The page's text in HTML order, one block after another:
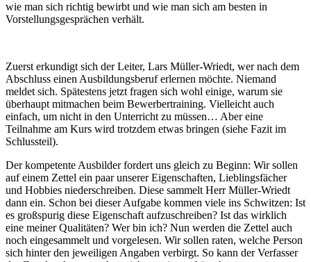
wie man sich richtig bewirbt und wie man sich am besten in
Vorstellungsgesprächen verhält.
Zuerst erkundigt sich der Leiter, Lars Müller-Wriedt, wer nach dem
Abschluss einen Ausbildungsberuf erlernen möchte. Niemand
meldet sich. Spätestens jetzt fragen sich wohl einige, warum sie
überhaupt mitmachen beim Bewerbertraining. Vielleicht auch
einfach, um nicht in den Unterricht zu müssen… Aber eine
Teilnahme am Kurs wird trotzdem etwas bringen (siehe Fazit im
Schlussteil).
Der kompetente Ausbilder fordert uns gleich zu Beginn: Wir sollen
auf einem Zettel ein paar unserer Eigenschaften, Lieblingsfächer
und Hobbies niederschreiben. Diese sammelt Herr Müller-Wriedt
dann ein. Schon bei dieser Aufgabe kommen viele ins Schwitzen: Ist
es großspurig diese Eigenschaft aufzuschreiben? Ist das wirklich
eine meiner Qualitäten? Wer bin ich? Nun werden die Zettel auch
noch eingesammelt und vorgelesen. Wir sollen raten, welche Person
sich hinter den jeweiligen Angaben verbirgt. So kann der Verfasser